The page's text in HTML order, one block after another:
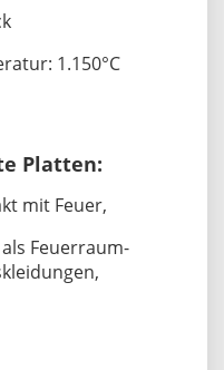
1.150°C
Platten:
mit Feuer,
Feuerraum-